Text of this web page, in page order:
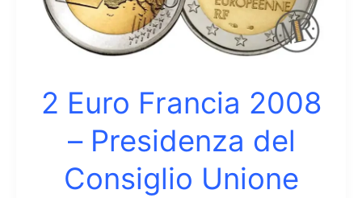
anniversario
dell’Unione
Monetaria
2 Euro Francia 2008
– Presidenza del
Consiglio Unione